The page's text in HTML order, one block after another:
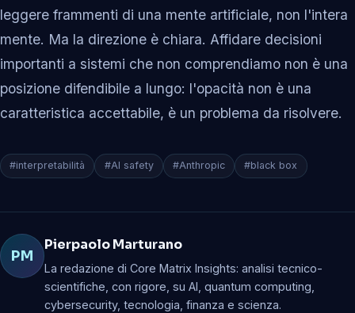
leggere frammenti di una mente artificiale, non l'intera
mente. Ma la direzione è chiara. Affidare decisioni
importanti a sistemi che non comprendiamo non è una
posizione difendibile a lungo: l'opacità non è una
caratteristica accettabile, è un problema da risolvere.
#interpretabilità #AI safety #Anthropic #black box
PM
Pierpaolo Marturano
La redazione di Core Matrix Insights: analisi tecnico-
scientifiche, con rigore, su AI, quantum computing,
cybersecurity, tecnologia, finanza e scienza.